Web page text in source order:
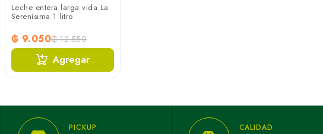
Leche entera larga vida La
Serenísima 1 litro
₲ 9.050₲ 12.550
Agregar
PICKUP CALIDAD